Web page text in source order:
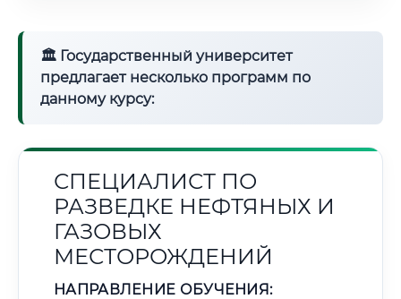
🏛 Государственный университет
предлагает несколько программ по
данному курсу:
СПЕЦИАЛИСТ ПО
РАЗВЕДКЕ НЕФТЯНЫХ И
ГАЗОВЫХ
МЕСТОРОЖДЕНИЙ
НАПРАВЛЕНИЕ ОБУЧЕНИЯ: